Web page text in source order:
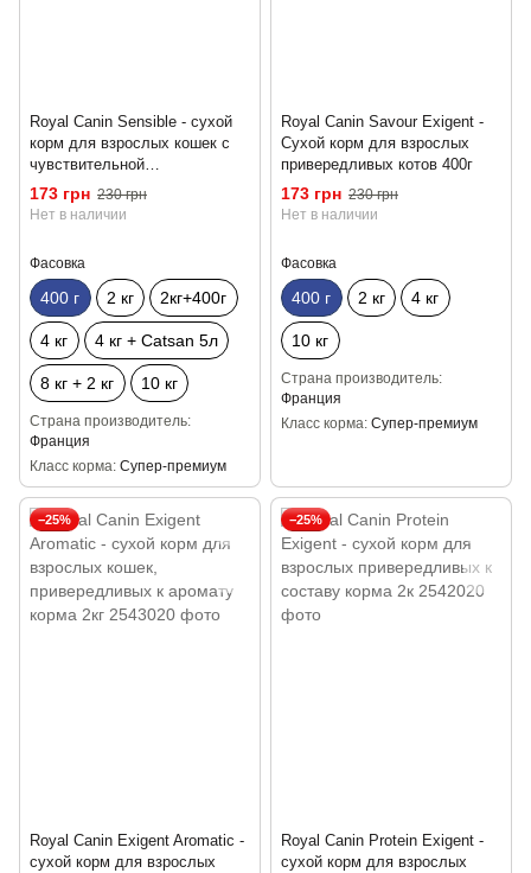
Royal Canin Sensible - сухой
корм для взрослых кошек с
чувствительной
пищеварительной системой
400г
173 грн 230 грн
Нет в наличии
Фасовка
400 г 2 кг 2кг+400г
4 кг 4 кг + Catsan 5л
8 кг + 2 кг 10 кг
Страна производитель
Франция
Класс корма Супер-премиум
Royal Canin Savour Exigent -
Сухой корм для взрослых
привередливых котов 400г
173 грн 230 грн
Нет в наличии
Фасовка
400 г 2 кг 4 кг
10 кг
Страна производитель
Франция
Класс корма Супер-премиум
−25%
Royal Canin Exigent Aromatic -
сухой корм для взрослых
−25%
Royal Canin Protein Exigent -
сухой корм для взрослых